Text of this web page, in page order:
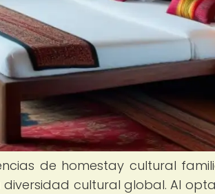
de homestay cultural
cultural global. Al